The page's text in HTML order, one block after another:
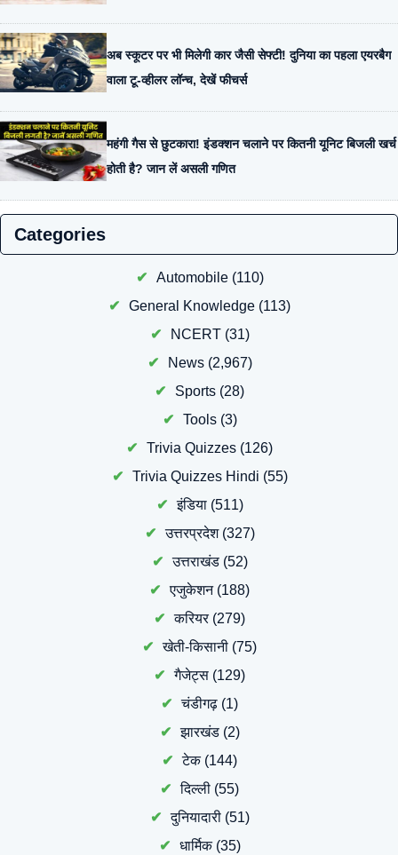
अब स्कूटर पर भी मिलेगी कार जैसी सेफ्टी! दुनिया का पहला एयरबैग
वाला टू-व्हीलर लॉन्च, देखें फीचर्स
महंगी गैस से छुटकारा! इंडक्शन चलाने पर कितनी यूनिट बिजली खर्च
होती है? जान लें असली गणित
Categories
Automobile(110)
General Knowledge (113)
NCERT(31)
News(2,967)
Sports (28)
Tools(3)
Trivia Quizzes (126)
Trivia Quizzes Hindi (55)
इंडिया(511)
उत्तरप्रदेश(327)
उत्तराखंड(52)
एजुकेशन(188)
करियर(279)
खेती-किसानी (75)
गैजेट्स (129)
चंडीगढ़ (1)
झारखंड(2)
टेक(144)
दिल्ली (55)
दुनियादारी(51)
धार्मिक(35)